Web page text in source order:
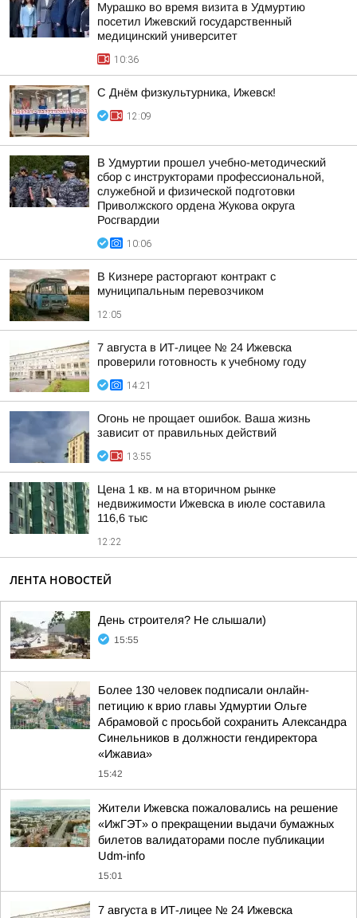
Мурашко во время визита в Удмуртию
посетил Ижевский государственный
медицинский университет
10:36
С Днём физкультурника, Ижевск!
12:09
В Удмуртии прошел учебно-методический
сбор с инструкторами профессиональной,
служебной и физической подготовки
Приволжского ордена Жукова округа
Росгвардии
10:06
В Кизнере расторгают контракт с
муниципальным перевозчиком
12:05
7 августа в ИТ-лицее № 24 Ижевска
проверили готовность к учебному году
14:21
Огонь не прощает ошибок. Ваша жизнь
зависит от правильных действий
13:55
Цена 1 кв. м на вторичном рынке
недвижимости Ижевска в июле составила
116,6 тыс
12:22
ЛЕНТА НОВОСТЕЙ
День строителя? Не слышали)
15:55
Более 130 человек подписали онлайн-
петицию к врио главы Удмуртии Ольге
Абрамовой с просьбой сохранить Александра
Синельников в должности гендиректора
«Ижавиа»
15:42
Жители Ижевска пожаловались на решение
«ИжГЭТ» о прекращении выдачи бумажных
билетов валидаторами после публикации
Udm-info
15:01
7 августа в ИТ-лицее № 24 Ижевска